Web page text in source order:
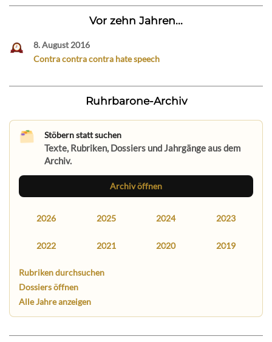
Vor zehn Jahren...
8. August 2016
Contra contra contra hate speech
Ruhrbarone-Archiv
Stöbern statt suchen
Texte, Rubriken, Dossiers und Jahrgänge aus dem
Archiv.
Archiv öffnen
2026 2025 2024 2023
2022 2021 2020 2019
Rubriken durchsuchen
Dossiers öffnen
Alle Jahre anzeigen